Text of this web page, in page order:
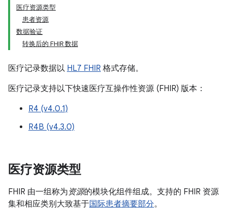
医疗资源类型
患者资源
数据验证
转换后的 FHIR 数据
医疗记录数据以 HL7 FHIR 格式存储。
医疗记录支持以下快速医疗互操作性资源 (FHIR) 版本：
R4 (v4.0.1)
R4B (v4.3.0)
医疗资源类型
FHIR 由一组称为资源的模块化组件组成。支持的 FHIR 资源
集和相应类别大致基于国际患者摘要部分。